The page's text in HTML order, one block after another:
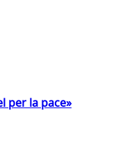
per la pace»